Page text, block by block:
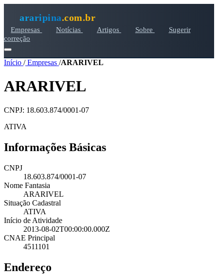
araripina.com.br
Empresas Notícias Artigos Sobre
Sugerir
correção
Início /Empresas /ARARIVEL
ARARIVEL
CNPJ: 18.603.874/0001-07
ATIVA
Informações Básicas
CNPJ
18.603.874/0001-07
Nome Fantasia
ARARIVEL
Situação Cadastral
ATIVA
Início de Atividade
2013-08-02T00:00:00.000Z
CNAE Principal
4511101
Endereço